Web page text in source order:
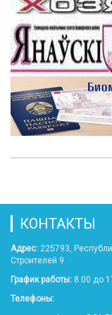
КОНТАКТЫ
Адрес: 225793,
Строителей 9
График работы: 8.00 до
Телефоны: